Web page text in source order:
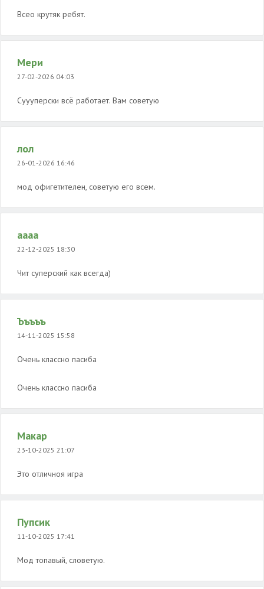
Всео крутяк ребят.
Мери
27-02-2026 04:03
Суууперски всë работает. Вам советую
лол
26-01-2026 16:46
мод офигетителен, советую его всем.
аааа
22-12-2025 18:30
Чит суперский как всегда)
Ъъъъъ
14-11-2025 15:58
Очень классно пасиба
Очень классно пасиба
Макар
23-10-2025 21:07
Это отличноя игра
Пупсик
11-10-2025 17:41
Мод топавый, словетую.